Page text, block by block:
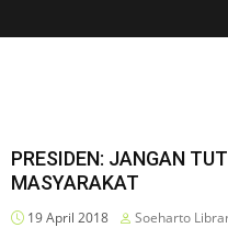
PRESIDEN: JANGAN
MASYARAKAT
19 April 2018 Soeharto